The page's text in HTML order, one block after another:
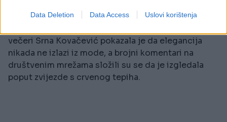
Data Deletion Data Access Uslovi korištenja
večeri Srna Kovačević pokazala je da elegancija
nikada ne izlazi iz mode, a brojni komentari na
društvenim mrežama složili su se da je izgledala
poput zvijezde s crvenog tepiha.